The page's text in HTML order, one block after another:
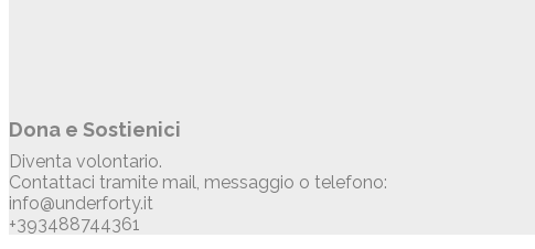
Dona e Sostienici
Diventa volontario.
Contattaci tramite mail, messaggio o telefono:
info@underforty.it
+393488744361